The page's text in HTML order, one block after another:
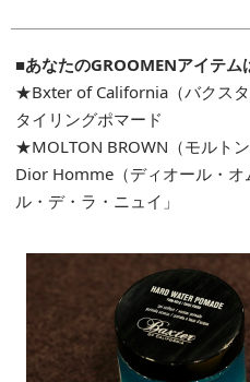
■あなたのGROOMENアイテム
★Bxter of California（バクス
タイリングポマード
★MOLTON BROWN（モルト
Dior Homme（ディオール・
ル・デ・ラ・ニュイ」